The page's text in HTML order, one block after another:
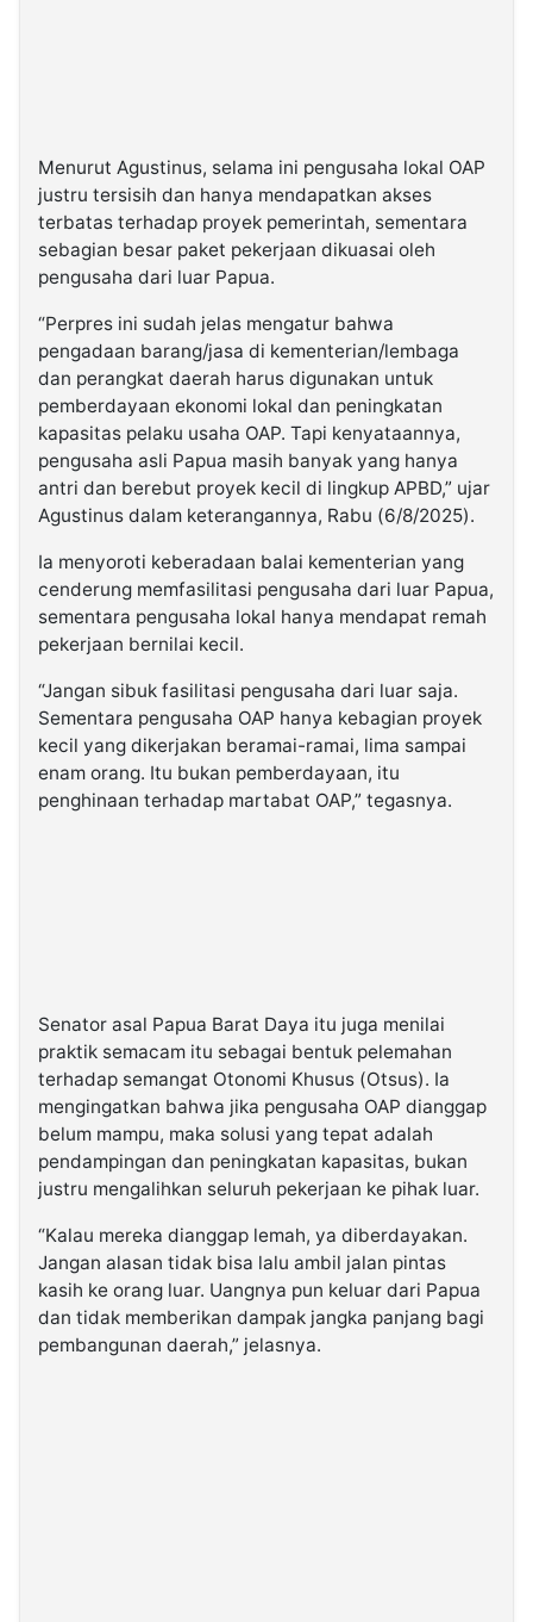
Menurut Agustinus, selama ini pengusaha lokal OAP
justru tersisih dan hanya mendapatkan akses
terbatas terhadap proyek pemerintah, sementara
sebagian besar paket pekerjaan dikuasai oleh
pengusaha dari luar Papua.
“Perpres ini sudah jelas mengatur bahwa
pengadaan barang/jasa di kementerian/lembaga
dan perangkat daerah harus digunakan untuk
pemberdayaan ekonomi lokal dan peningkatan
kapasitas pelaku usaha OAP. Tapi kenyataannya,
pengusaha asli Papua masih banyak yang hanya
antri dan berebut proyek kecil di lingkup APBD,” ujar
Agustinus dalam keterangannya, Rabu (6/8/2025).
Ia menyoroti keberadaan balai kementerian yang
cenderung memfasilitasi pengusaha dari luar Papua,
sementara pengusaha lokal hanya mendapat remah
pekerjaan bernilai kecil.
“Jangan sibuk fasilitasi pengusaha dari luar saja.
Sementara pengusaha OAP hanya kebagian proyek
kecil yang dikerjakan beramai-ramai, lima sampai
enam orang. Itu bukan pemberdayaan, itu
penghinaan terhadap martabat OAP,” tegasnya.
Senator asal Papua Barat Daya itu juga menilai
praktik semacam itu sebagai bentuk pelemahan
terhadap semangat Otonomi Khusus (Otsus). Ia
mengingatkan bahwa jika pengusaha OAP dianggap
belum mampu, maka solusi yang tepat adalah
pendampingan dan peningkatan kapasitas, bukan
justru mengalihkan seluruh pekerjaan ke pihak luar.
“Kalau mereka dianggap lemah, ya diberdayakan.
Jangan alasan tidak bisa lalu ambil jalan pintas
kasih ke orang luar. Uangnya pun keluar dari Papua
dan tidak memberikan dampak jangka panjang bagi
pembangunan daerah,” jelasnya.